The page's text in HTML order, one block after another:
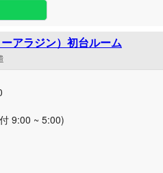
は、都会の喧騒を忘れさせてく
れ家。選び抜かれたセラピストに
いホスピタリティで、日々の緊
ます。日常から離れた極上のプ
アラジン）初台ルーム
9:00 ~ 5:00)